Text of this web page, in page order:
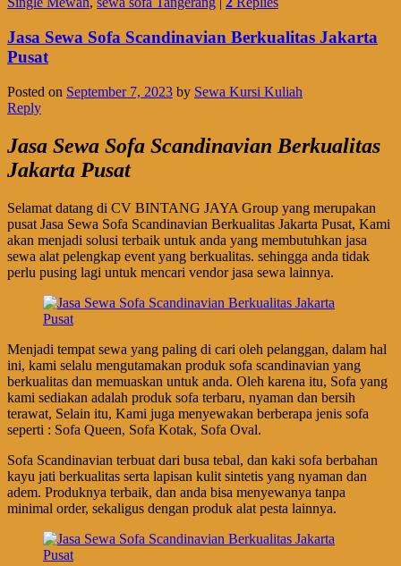
Jasa Sewa Sofa Scandinavian Berkualitas Jakarta
Pusat
Posted on September 7, 2023 by Sewa Kursi Kuliah
Reply
Jasa Sewa Sofa Scandinavian Berkualitas
Jakarta Pusat
Selamat datang di CV BINTANG JAYA Group yang merupakan
pusat Jasa Sewa Sofa Scandinavian Berkualitas Jakarta Pusat, Kami
akan menjadi solusi terbaik untuk anda yang membutuhkan jasa
sewa alat pelengkap event yang berkualitas. sehingga anda tidak
perlu pusing lagi untuk mencari vendor jasa sewa lainnya.
Menjadi tempat sewa yang paling di cari oleh pelanggan, dalam hal
ini, kami selalu mengutamakan produk sofa scandinavian yang
berkualitas dan memuaskan untuk anda. Oleh karena itu, Sofa yang
kami sediakan adalah produk sofa terbaru, nyaman dan bersih
terawat, Selain itu, Kami juga menyewakan berberapa jenis sofa
seperti : Sofa Queen, Sofa Kotak, Sofa Oval.
Sofa Scandinavian terbuat dari busa tebal, dan kaki sofa berbahan
kayu jati berkualitas serta lapisan kulit sintetis yang nyaman dan
adem. Produknya terbaik, dan anda bisa menyewanya tanpa
minimal order, sekaligus dengan produk alat pesta lainnya.